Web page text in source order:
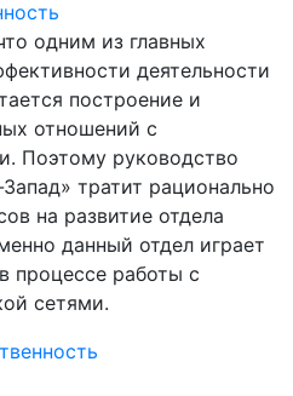
одним из главных
деятельности
построение и
отношений с
Поэтому руководство
тратит рационально
на развитие отдела
данный отдел играет
процессе работы с
сетями.